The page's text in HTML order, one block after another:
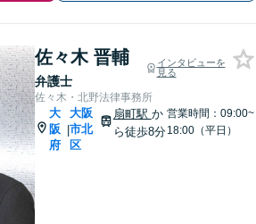
佐々木 晋輔
弁護士
インタビューを
見る
佐々木・北野法律事務所
大
阪
府
|
大阪
市北
区
扇町駅 か
ら徒歩8分
営業時間：09:00~
18:00（平日）